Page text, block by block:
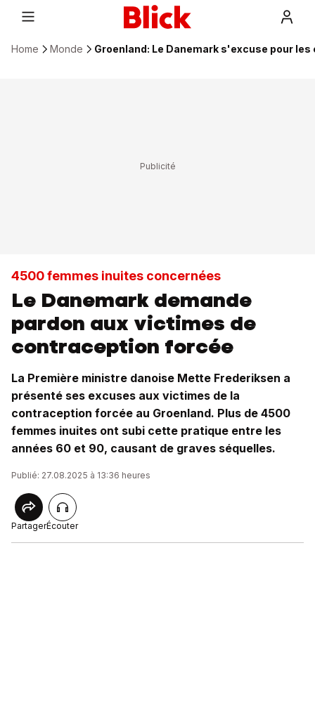
Home Monde Groenland: Le Danemark s'excuse pour
4500 femmes inuites concernées
Le Danemark demande
pardon aux victimes de
contraception forcée
La Première ministre danoise Mette Frederiksen a
présenté ses excuses aux victimes de la
contraception forcée au Groenland. Plus de 4500
femmes inuites ont subi cette pratique entre les
années 60 et 90, causant de graves séquelles.
Publié: 27.08.2025 à 13:36 heures
PartagerÉcouter